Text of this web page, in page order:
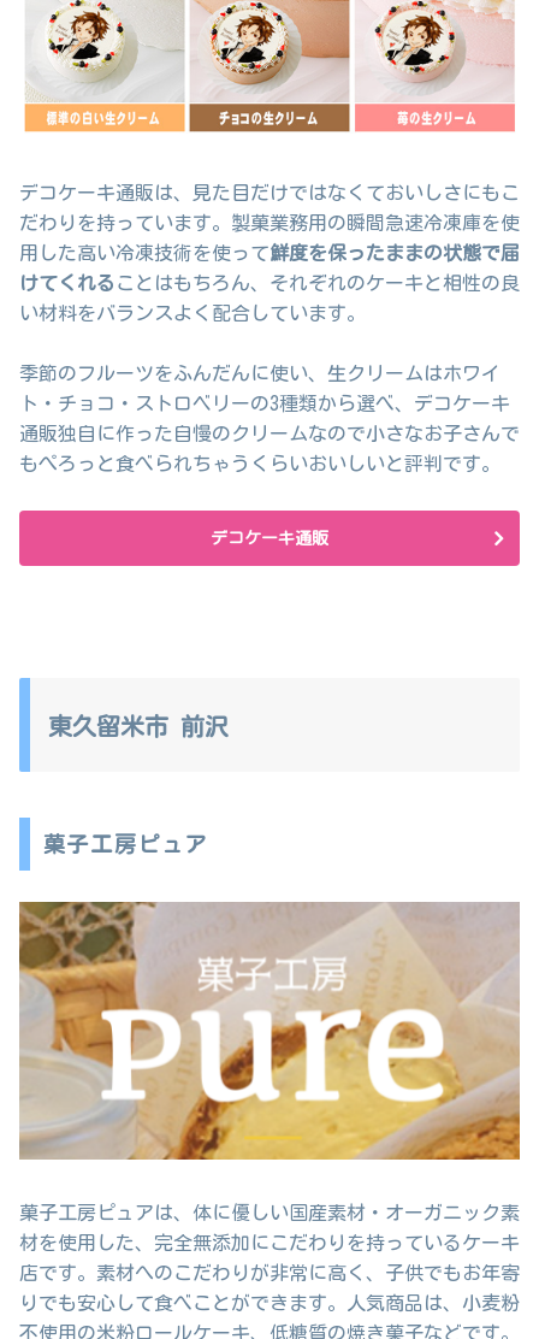
デコケーキ通販は、見た目だけではなくておいしさにもこ
だわりを持っています。製菓業務用の瞬間急速冷凍庫を使
用した高い冷凍技術を使って鮮度を保ったままの状態で届
けてくれる ことはもちろん、それぞれのケーキと相性の良
い材料をバランスよく配合しています。
季節のフルーツをふんだんに使い、生クリームはホワイ
ト・チョコ・ストロベリーの3種類から選べ、デコケーキ
通販独自に作った自慢のクリームなので小さなお子さんで
もぺろっと食べられちゃうくらいおいしいと評判です。
デコケーキ通販
東久留米市 前沢
菓子工房ピュア
菓子工房ピュアは、体に優しい国産素材・オーガニック素
材を使用した、完全無添加にこだわりを持っているケーキ
店です。素材へのこだわりが非常に高く、子供でもお年寄
りでも安心して食べことができます。人気商品は、小麦粉
不使用の米粉ロールケーキ、低糖質の焼き菓子などです。